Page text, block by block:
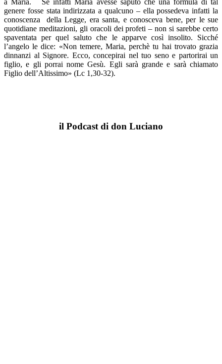
a Maria. Se infatti Maria avesse saputo che una formula di tal
genere fosse stata indirizzata a qualcuno – ella possedeva infatti la
conoscenza della Legge, era santa, e conosceva bene, per le sue
quotidiane meditazioni, gli oracoli dei profeti – non si sarebbe certo
spaventata per quel saluto che le apparve così insolito. Sicché
l’angelo le dice: «Non temere, Maria, perchè tu hai trovato grazia
dinnanzi al Signore. Ecco, concepirai nel tuo seno e partorirai un
figlio, e gli porrai nome Gesù. Egli sarà grande e sarà chiamato
Figlio dell’Altissimo» (Lc 1,30-32).
il Podcast di don Luciano